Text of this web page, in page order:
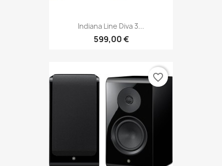
Indiana Line Diva 3...
599,00 €
favorite_border